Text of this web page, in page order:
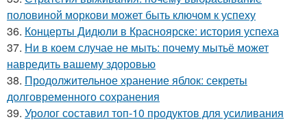
половиной моркови может быть ключом к успеху
36. Концерты Дидюли в Красноярске: история успеха
37. Ни в коем случае не мыть: почему мытьё может
навредить вашему здоровью
38. Продолжительное хранение яблок: секреты
долговременного сохранения
39. Уролог составил топ-10 продуктов для усиливания